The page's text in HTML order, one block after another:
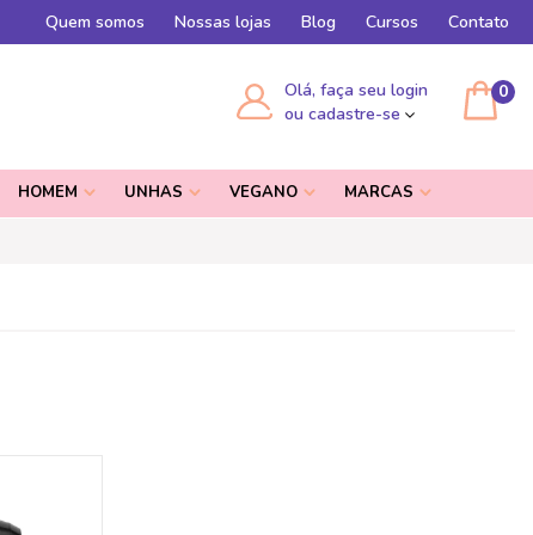
Quem somos Nossas lojas Blog Cursos Contato
Olá, faça seu login
ou cadastre-se
0
HOMEM UNHAS VEGANO MARCAS